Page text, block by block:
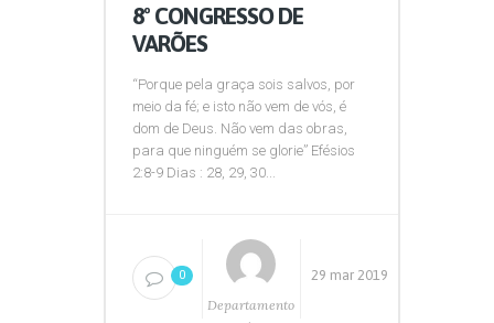
8º CONGRESSO DE
VARÕES
“Porque pela graça sois salvos, por
meio da fé; e isto não vem de vós, é
dom de Deus. Não vem das obras,
para que ninguém se glorie” Efésios
2:8-9 Dias : 28, 29, 30...
0
Departamento
29 mar 2019